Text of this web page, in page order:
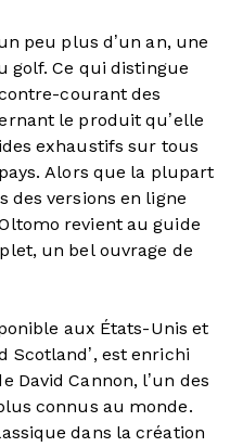
peu plus d’un an, une
golf. Ce qui distingue
courant des
le produit qu’elle
exhaustifs sur tous
Alors que la plupart
des versions en ligne
revient au guide
un bel ouvrage de
aux États-Unis et
Scotland’, est enrichi
David Cannon, l’un des
connus au monde.
dans la création